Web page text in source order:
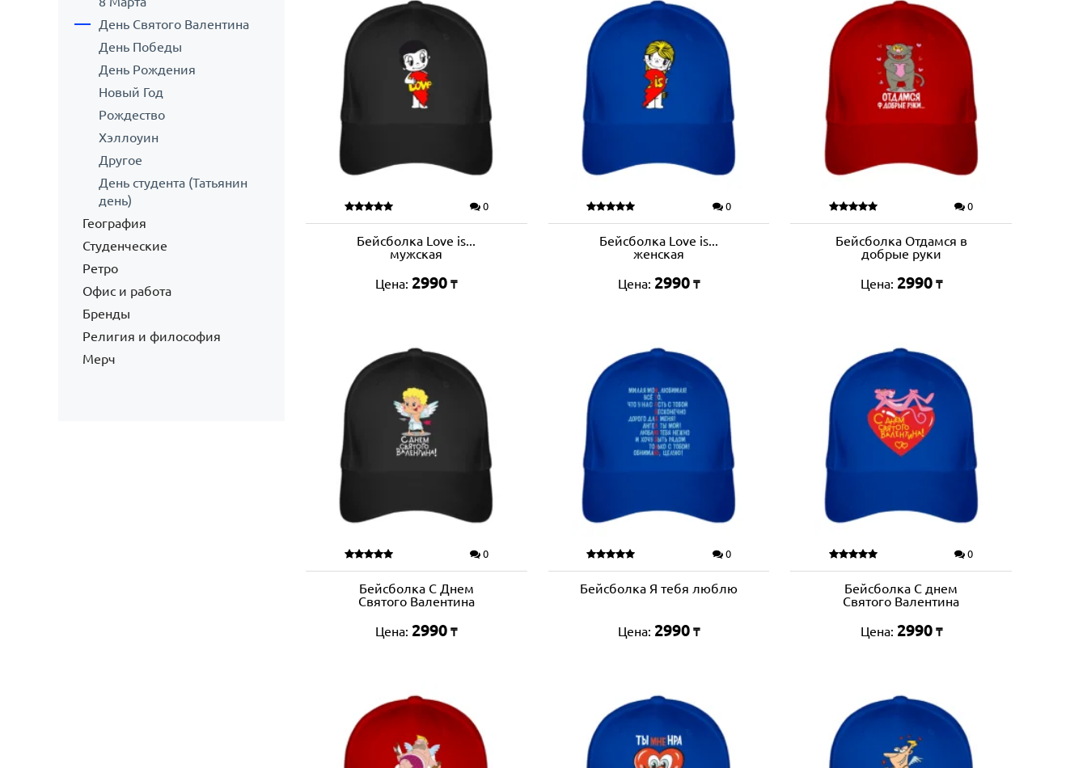
День Святого Валентина
День Победы
День Рождения
Новый Год
Рождество
Хэллоуин
Другое
День студента (Татьянин
день)
География
Студенческие
Ретро
Офис и работа
Бренды
Религия и философия
Мерч
0
Бейсболка Love is...
мужская
Цена: 2990 ₸
0
Бейсболка Love is...
женская
Цена: 2990 ₸
0
Бейсболка Отдамся в
добрые руки
Цена: 2990 ₸
0
Бейсболка С Днем
Святого Валентина
Цена: 2990 ₸
0
Бейсболка Я тебя люблю
Цена: 2990 ₸
0
Бейсболка С днем
Святого Валентина
Цена: 2990 ₸